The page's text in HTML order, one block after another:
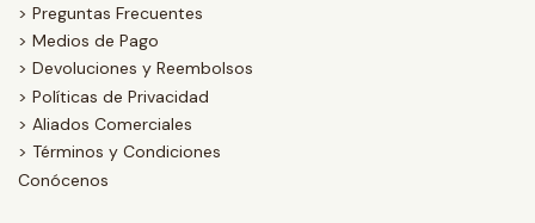
> Preguntas Frecuentes
> Medios de Pago
> Devoluciones y Reembolsos
> Políticas de Privacidad
> Aliados Comerciales
> Términos y Condiciones
Conócenos